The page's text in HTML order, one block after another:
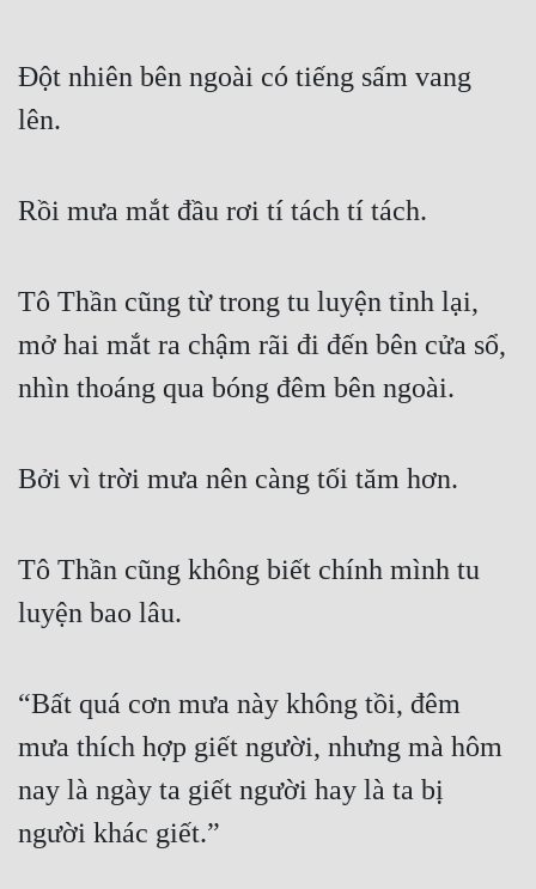
Đông Phương
Đông Phương Huyền Huyễn
Ngự Thú
Truyện Nam
Truyện Nữ
Xây Dựng Thế Lực
Đẹp
Đẹp Hiệp
Tính Cách Nhân Vật :
Cơ Trí
Sát Phạt Quyết Đoán
Vô Sỉ
Đột nhiên bên ngoài có tiếng sấm vang
lên.
Rồi mưa mắt đầu rơi tí tách tí tách.
Tô Thần cũng từ trong tu luyện tỉnh lại,
mở hai mắt ra chậm rãi đi đến bên cửa sổ,
nhìn thoáng qua bóng đêm bên ngoài.
Bởi vì trời mưa nên càng tối tăm hơn.
Tô Thần cũng không biết chính mình tu
luyện bao lâu.
“Bất quá cơn mưa này không tồi, đêm
mưa thích hợp giết người, nhưng mà hôm
nay là ngày ta giết người hay là ta bị
người khác giết.”